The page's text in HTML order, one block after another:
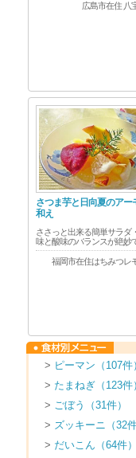
広島市在住 八
さつま芋と日向夏のアー
和え
ささっと出来る簡単サラダ
味と酸味のバランスが絶妙
福岡市在住はちみつレ
> ピーマン（107件
> たまねぎ（123件
> ごぼう（31件）
> ズッキーニ（32
> だいこん（64件